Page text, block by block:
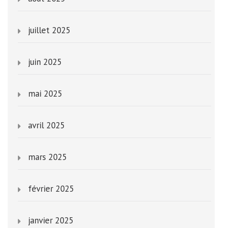
juillet 2025
juin 2025
mai 2025
avril 2025
mars 2025
février 2025
janvier 2025